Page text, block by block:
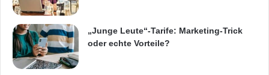
„Junge Leute“-Tarife: Marketing-Trick
oder echte Vorteile?